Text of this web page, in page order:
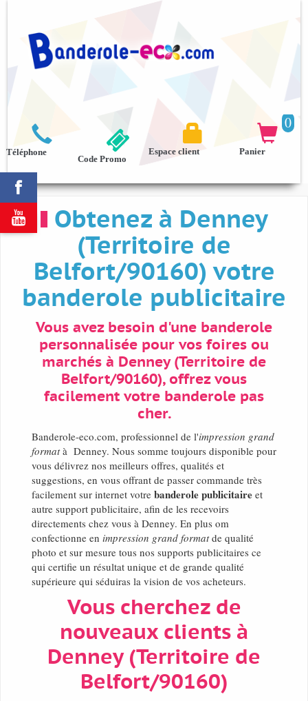



Téléphone
0

Panier

Espace client
Code Promo
Obtenez à Denney
(Territoire de
Belfort/90160) votre
banderole publicitaire
Vous avez besoin d'une banderole
personnalisée pour vos foires ou
marchés à Denney (Territoire de
Belfort/90160), offrez vous
facilement votre banderole pas
cher.
Banderole-eco.com, professionnel de l'impression grand
formatà Denney. Nous somme toujours disponible pour
vous délivrez nos meilleurs offres, qualités et
suggestions, en vous offrant de passer commande très
facilement sur internet votre banderole publicitaire et
autre support publicitaire, afin de les recevoirs
directements chez vous à Denney. En plus om
confectionne en impression grand formatde qualité
photo et sur mesure tous nos supports publicitaires ce
qui certifie un résultat unique et de grande qualité
supérieure qui séduiras la vision de vos acheteurs.
Vous cherchez de
nouveaux clients à
Denney (Territoire de
Belfort/90160)